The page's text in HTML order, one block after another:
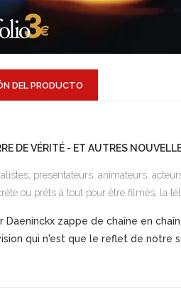
DEL PRODUCTO
DE VÉRITÉ - ET AUTRES
présentateurs, animateurs,
ou prêts à tout pour être filmés, la
Daeninckx zappe de chaîne en
qui n'est que le reflet de notre